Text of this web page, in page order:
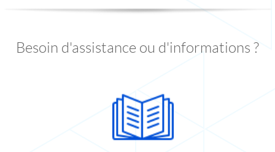
Besoin d'assistance ou d'informations ?